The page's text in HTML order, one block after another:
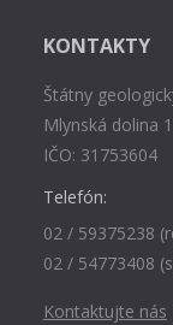
KONTAKTY
Štátny
Mlynská dolina
IČO: 31753604
Telefón:
02 / 59375238
02 / 54773408
Kontaktujte nás